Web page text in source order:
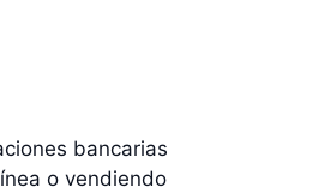
bancarias
o vendiendo